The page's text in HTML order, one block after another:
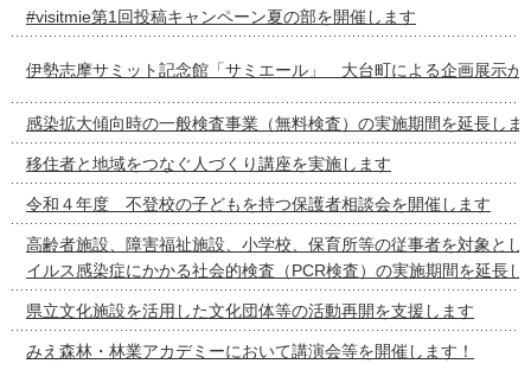
#visitmie第1回投稿キャンペーン夏の部を開催します
伊勢志摩サミット記念館「サミエール」 大台町による企画展示が
感染拡大傾向時の一般検査事業（無料検査）の実施期間を延長しま
移住者と地域をつなぐ人づくり講座を実施します
令和４年度 不登校の子どもを持つ保護者相談会を開催します
高齢者施設、障害福祉施設、小学校、保育所等の従事者を対象とし
イルス感染症にかかる社会的検査（PCR検査）の実施期間を延長し
県立文化施設を活用した文化団体等の活動再開を支援します
みえ森林・林業アカデミーにおいて講演会等を開催します！